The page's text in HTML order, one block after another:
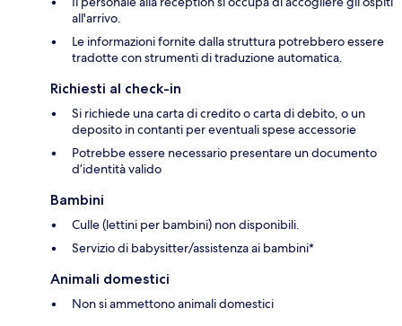
all'arrivo.
Le informazioni fornite dalla struttura potrebbero essere
tradotte con strumenti di traduzione automatica.
Richiesti al check-in
Si richiede una carta di credito o carta di debito, o un
deposito in contanti per eventuali spese accessorie
Potrebbe essere necessario presentare un documento
d’identità valido
Bambini
Culle (lettini per bambini) non disponibili.
Servizio di babysitter/assistenza ai bambini*
Animali domestici
Non si ammettono animali domestici